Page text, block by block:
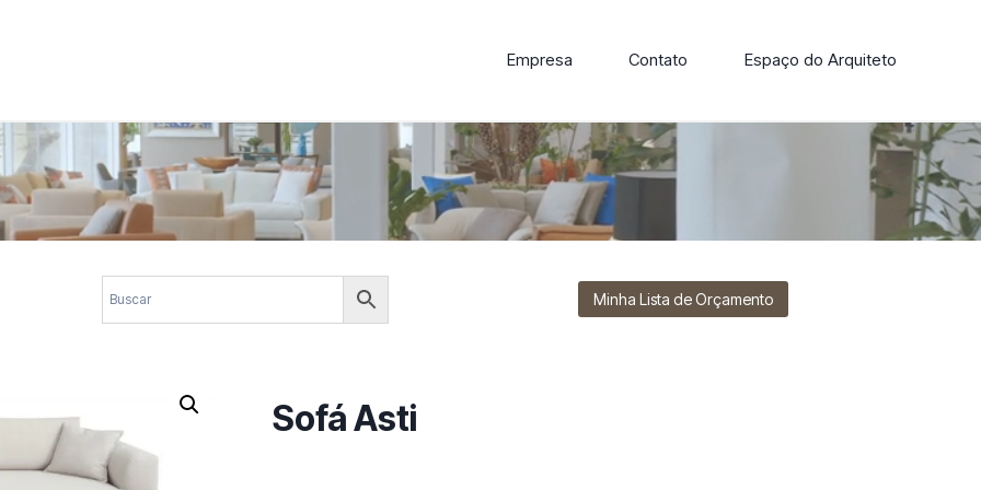
Empresa Contato Espaço do Arquiteto
com elegância, funcionalidade e personalidade. Explore nossa linha de cadeiras, poltronas, sofás e mesas de
design.
Minha Lista de Orçamento
Sofá Asti